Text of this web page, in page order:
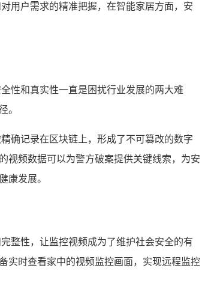
用户需求的精准把握，在智能家居方面，安
性和真实性一直是困扰行业发展的两大难
。
确记录在区块链上，形成了不可篡改的数字
视频数据可以为警方破案提供关键线索，为安
康发展。
整性，让监控视频成为了维护社会安全的有
实时查看家中的视频监控画面，实现远程监控